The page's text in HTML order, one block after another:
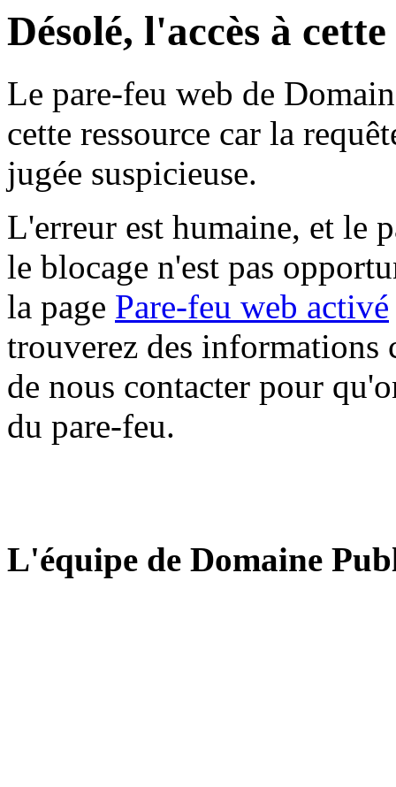
Désolé, l'accès à
Le pare-feu web de
cette ressource car la
jugée suspicieuse.
L'erreur est humaine, et le
le blocage n'est pas
la page Pare-feu web activé
trouverez des informations
de nous contacter pour
du pare-feu.
L'équipe de Domaine